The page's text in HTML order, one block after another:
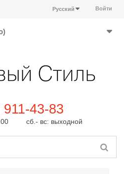
Войти
Русский
911-43-83
сб.- вс: выходной